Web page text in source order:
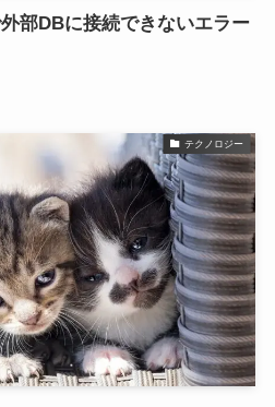
部DBに接続できないエラー
テクノロジー